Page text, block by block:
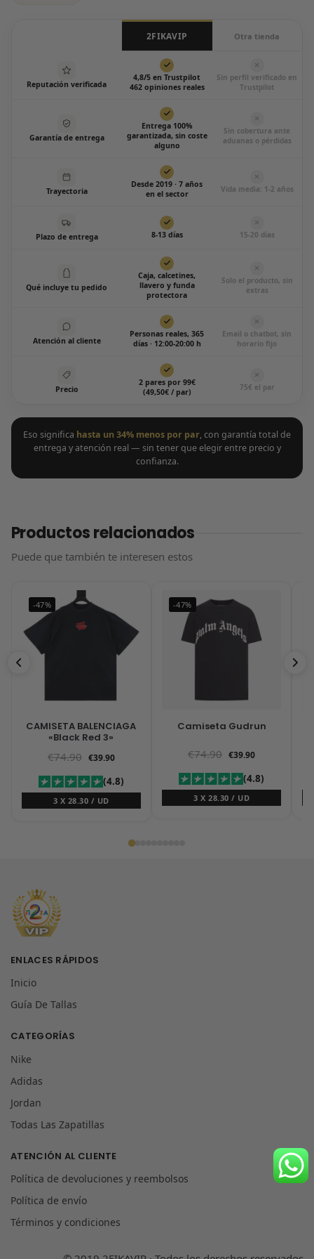
2FIKAVIP Otra tienda
Reputación verificada
4,8/5 en Trustpilot
462 opiniones reales
Sin perfil verificado en
Trustpilot
Garantía de entrega
Entrega 100%
garantizada, sin coste
alguno
Sin cobertura ante
aduanas o pérdidas
Trayectoria
Desde 2019 · 7 años
en el sector
Vida media: 1-2 años
Plazo de entrega 8-13 días 15-20 días
Qué incluye tu pedido
Caja, calcetines,
llavero y funda
protectora
Solo el producto, sin
extras
Atención al cliente
Personas reales, 365
días · 12:00-20:00 h
Email o chatbot, sin
horario fijo
Precio
2 pares por 99€
(49,50€ / par)
75€ el par
Eso significa hasta un 34% menos por par, con garantía total de
entrega y atención real — sin tener que elegir entre precio y
confianza.
Productos relacionados
Puede que también te interesen estos
-47%
CAMISETA BALENCIAGA
«Black Red 3»
€74.90 €39.90
(4.8)
3 X 28.30 / UD
-47%
Camiseta Gudrun
€74.90 €39.90
(4.8)
3 X 28.30 / UD
ENLACES RÁPIDOS
Inicio
Guía De Tallas
CATEGORÍAS
Nike
Adidas
Jordan
Todas Las Zapatillas
ATENCIÓN AL CLIENTE
Política de devoluciones y reembolsos
Política de envío
Términos y condiciones